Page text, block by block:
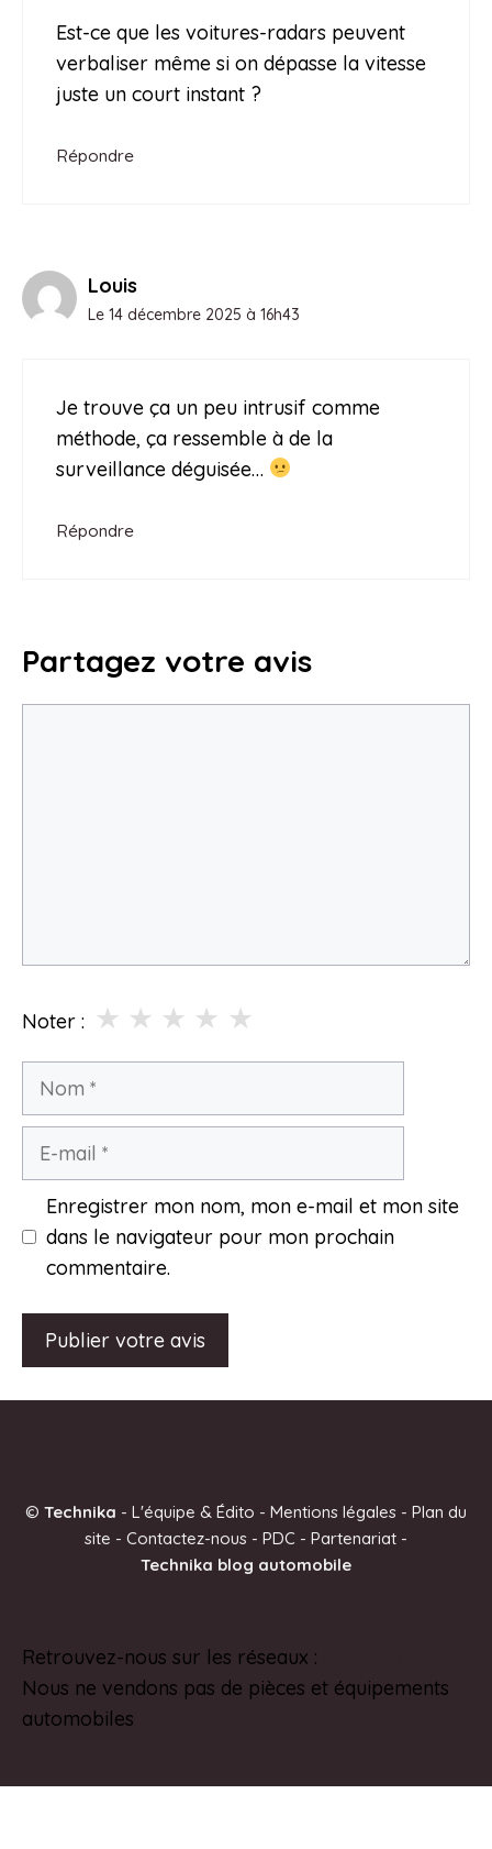
Est-ce que les voitures-radars peuvent
verbaliser même si on dépasse la vitesse
juste un court instant ?
Répondre
Louis
Le 14 décembre 2025 à 16h43
Je trouve ça un peu intrusif comme
méthode, ça ressemble à de la
surveillance déguisée…
Répondre
Partagez votre avis
Noter : ★
★
★
★
★
Nom
Enregistrer mon nom, mon e-mail et mon site
dans le navigateur pour mon prochain
commentaire.
r
v
e
:
© Technika - L'équipe & Édito - Mentions légales - Plan du
site - Contactez-nous - PDC - Partenariat -
Technika blog automobile
Retrouvez-nous sur les réseaux :
Nous ne vendons pas de pièces et équipements
automobiles